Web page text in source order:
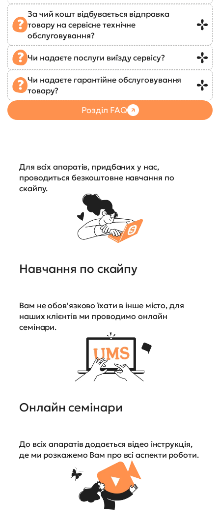
За чий кошт відбувається відправка
товару на сервісне технічне
обслуговування?
Чи надаєте послуги виїзду сервісу?
Чи надаєте гарантійне обслуговування
товару?
Розділ FAQ
Для всіх апаратів, придбаних у нас,
проводиться безкоштовне навчання по
скайпу.
Навчання по скайпу
Вам не обов'язково їхати в інше місто, для
наших клієнтів ми проводимо онлайн
семінари.
Онлайн семінари
До всіх апаратів додається відео інструкція,
де ми розкажемо Вам про всі аспекти роботи.